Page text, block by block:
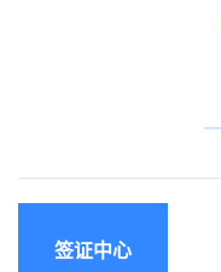
签证中心